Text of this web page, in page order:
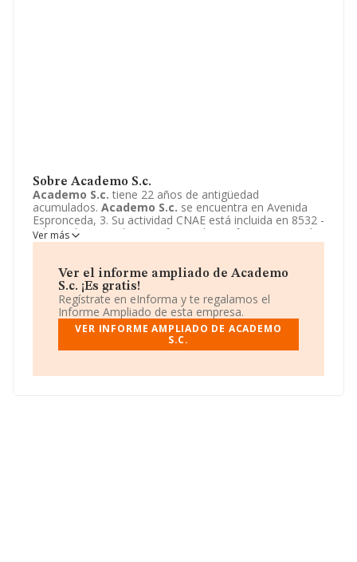
Sobre Academo S.c.
Academo S.c. tiene 22 años de antigüedad
acumulados. Academo S.c. se encuentra en Avenida
Espronceda, 3. Su actividad CNAE está incluida en 8532 -
Educación secundaria profesional.
Academo S.c.
está
registrada como Sociedad civil.
Ver más
Ver el informe ampliado de Academo
S.c. ¡Es gratis!
Regístrate en eInforma y te regalamos el
Informe Ampliado de esta empresa.
VER INFORME AMPLIADO DE ACADEMO
S.C.